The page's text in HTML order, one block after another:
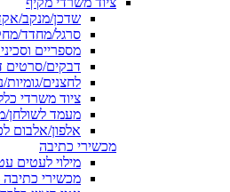
שדכן/מנקב/
סרגל/מחדד/
מספריים
דבקים/סרטים
לחצנים/
ציוד משרדי
מעמד
אלפון/אלבום
מכשירי כתיבה
מילוי לעטים
מכשירי כתיבה